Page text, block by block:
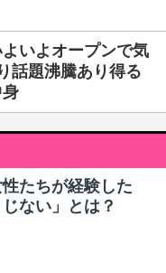
いよオープンで気
話題沸騰あり得る
身
たちが経験した
ない」とは？